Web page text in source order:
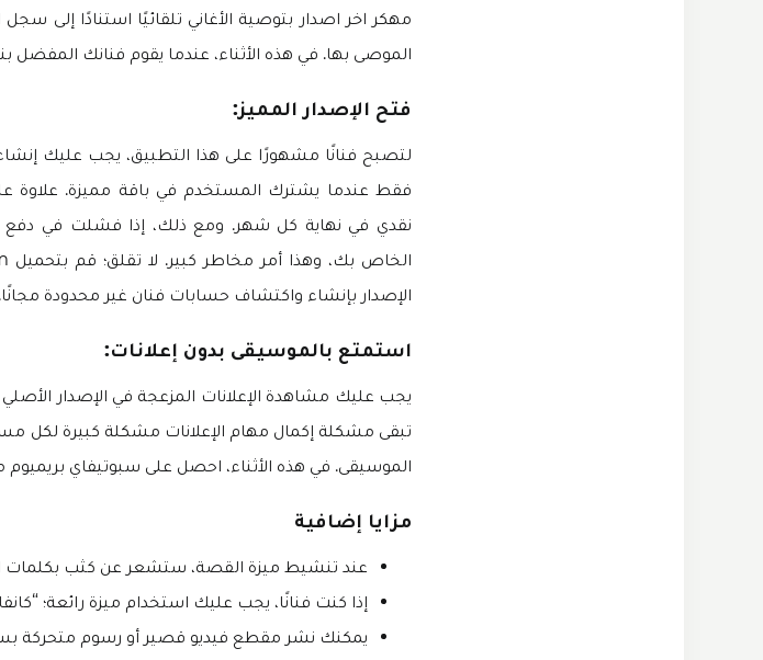
مهكر اخر اصدار بتوصية الأغاني تلقائيًا استنادًا إلى
الموصى بها. في هذه الأثناء، عندما يقوم فنانك المفضل
فتح الإصدار المميز:
لتصبح فنانًا مشهورًا على هذا التطبيق، يجب عليك
فقط عندما يشترك المستخدم في باقة مميزة. علاوة
نقدي في نهاية كل شهر. ومع ذلك، إذا فشلت في دفع
الإصدار بإنشاء واكتشاف حسابات فنان غير محدودة مجانًا.
استمتع بالموسيقى بدون إعلانات:
يجب عليك مشاهدة الإعلانات المزعجة في الإصدار
تبقى مشكلة إكمال مهام الإعلانات مشكلة كبيرة لكل
الموسيقى. في هذه الأثناء، احصل على سبوتيفاي بريميوم
مزايا إضافية
عند تنشيط ميزة القصة، ستشعر عن كثب بكلمات
إذا كنت فنانًا، يجب عليك استخدام ميزة رائعة؛
يمكنك نشر مقطع فيديو قصير أو رسوم متحركة